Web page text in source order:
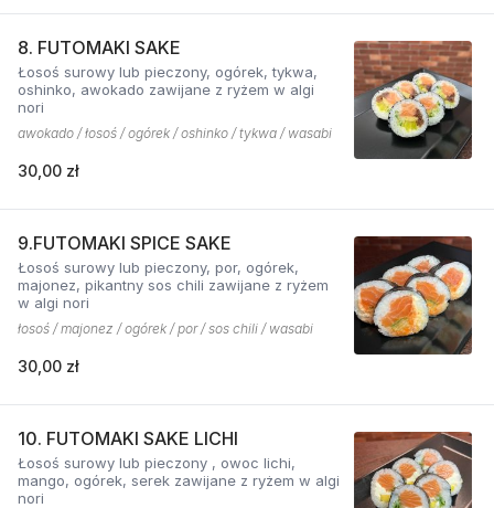
8. FUTOMAKI SAKE
Łosoś surowy lub pieczony, ogórek, tykwa,
oshinko, awokado zawijane z ryżem w algi
nori
awokado / łosoś / ogórek / oshinko / tykwa / wasabi
30,00 zł
9.FUTOMAKI SPICE SAKE
Łosoś surowy lub pieczony, por, ogórek,
majonez, pikantny sos chili zawijane z ryżem
w algi nori
łosoś / majonez / ogórek / por / sos chili / wasabi
30,00 zł
10. FUTOMAKI SAKE LICHI
Łosoś surowy lub pieczony , owoc lichi,
mango, ogórek, serek zawijane z ryżem w algi
nori